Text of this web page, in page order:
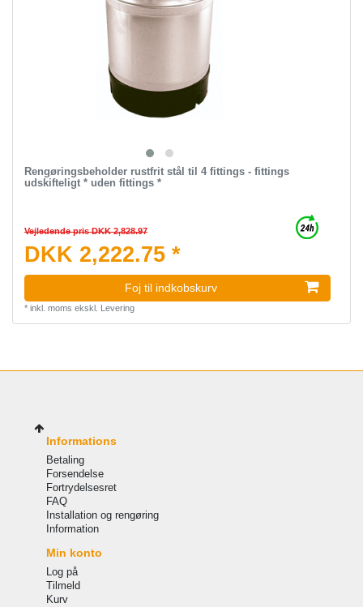
Rengøringsbeholder rustfrit stål til 4 fittings - fittings
udskifteligt * uden fittings *
Vejledende pris DKK 2,828.97
DKK 2,222.75 *
Foj til indkobskurv
* inkl. moms ekskl. Levering
Informations
Betaling
Forsendelse
Fortrydelsesret
FAQ
Installation og rengøring
Information
Min konto
Log på
Tilmeld
Kurv